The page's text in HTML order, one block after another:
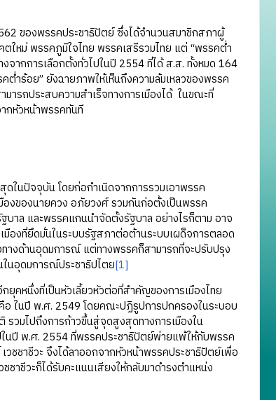
ของพรรคประชาธิปัตย์ ซึ่งได้จำนวนสมาชิกสภาผู้
ใหม่ พรรคภูมิใจไทย พรรคเสรีรวมไทย แต่ “พรรคต่ำ
จากการเลือกตั้งทั่วไปในปี 2554 ที่ได้ ส.ส. ทั้งหมด 164
ำร้อย” ยังฉายภาพให้เห็นถึงความล้มเหลวของพรรค
ารถประสบความสำเร็จทางการเมืองได้ ในขณะที่
กหัวหน้าพรรคทันที
นปัจจุบัน โดยก่อกำเนิดจากการรวมเอาพรรค
องของนายควง อภัยวงศ์ รวมกันก่อตั้งเป็นพรรค
บาล และพรรคแกนนำจัดตั้งรัฐบาล อย่างไรก็ตาม อาจ
มืองที่ยึดมั่นในระบบรัฐสภาต่อต้านระบบเผด็จการตลอด
างด้านอุดมการณ์ แต่ทางพรรคก็สามารถที่จะปรับปรุง
นอุดมการณ์ประชาธิปไตย[1]
หนึ่งที่เป็นหัวเลี้ยวหัวต่อที่สำคัญของการเมืองไทย
อ ในปี พ.ศ. 2549 โดยคณะปฏิรูปการปกครองในระบอบ
วมไปถึงการก้าวขึ้นสู่จุดสูงสุดทางการเมืองใน
นปี พ.ศ. 2554 ที่พรรคประชาธิปัตย์พ่ายแพ้ให้กับพรรค
ชาชีวะ จึงได้ลาออกจากหัวหน้าพรรคประชาธิปัตย์เพื่อ
าชีวะก็ได้รับคะแนนเสียงให้กลับมาดำรงตำแหน่ง